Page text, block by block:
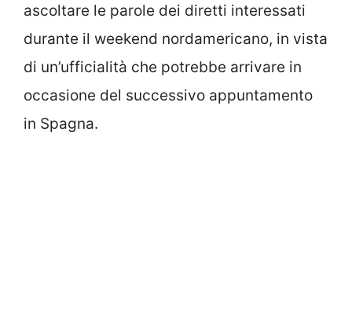
ascoltare le parole dei diretti interessati
durante il weekend nordamericano, in vista
di un’ufficialità che potrebbe arrivare in
occasione del successivo appuntamento
in Spagna.